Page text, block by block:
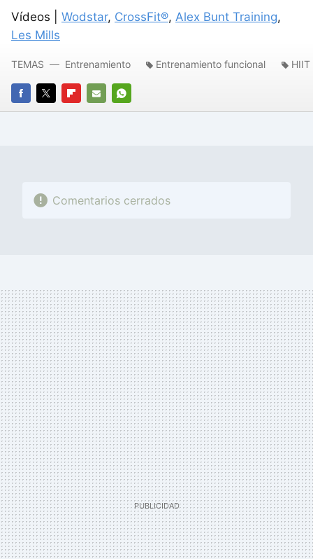
Vídeos | Wodstar, CrossFit®, Alex Bunt Training,
Les Mills
FACEBOOK
TWITTERFLIPBOARD
E-
WHATSAPP
TEMAS Entrenamiento Entrenamiento funcional HIIT
Comentarios cerrados